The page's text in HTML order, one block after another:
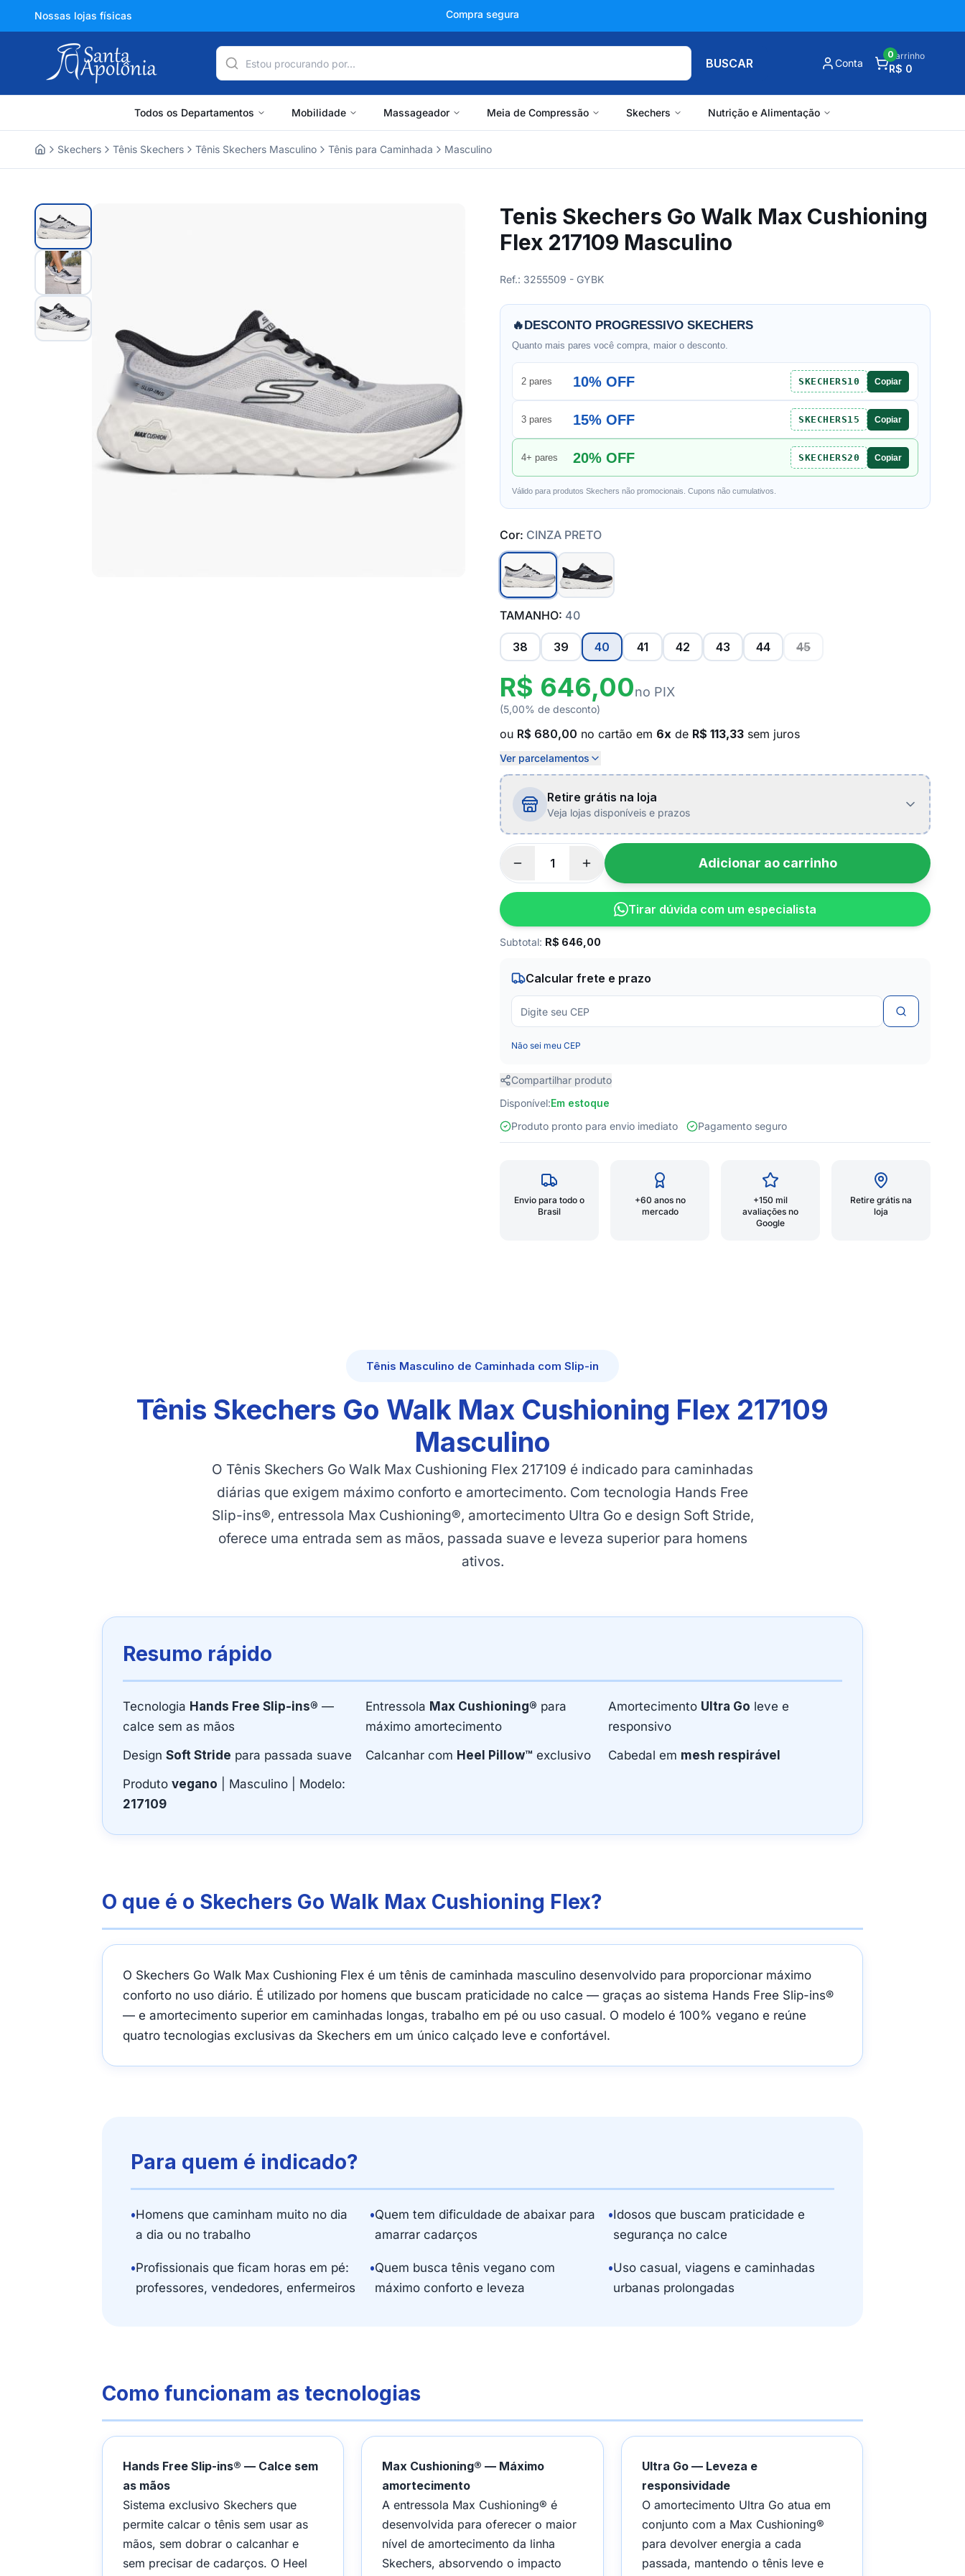
Nossas lojas físicas +150 mil avaliações
BUSCAR Conta
Carrinho
R$ 0
0
Todos os Departamentos Mobilidade Massageador Meia de Compressão Skechers Nutrição e Alimentação
Skechers Tênis Skechers Tênis Skechers Masculino Tênis para Caminhada Masculino
Tenis Skechers Go Walk Max Cushioning
Flex 217109 Masculino
Ref.: 3255509 - GYBK
🔥DESCONTO PROGRESSIVO SKECHERS
Quanto mais pares você compra, maior o desconto.
2 pares 10% OFF SKECHERS10 Copiar
3 pares 15% OFF SKECHERS15 Copiar
4+ pares 20% OFF SKECHERS20 Copiar
Válido para produtos Skechers não promocionais. Cupons não cumulativos.
Cor: CINZA PRETO
TAMANHO: 40
38 39 40 41 42 43 44 45
R$ 646,00no PIX
(5,00% de desconto)
ou R$ 680,00 no cartão em 6x de R$ 113,33 sem juros
Ver parcelamentos
Retire grátis na loja
Veja lojas disponíveis e prazos
Adicionar ao carrinho
Tirar dúvida com um especialista
Subtotal: R$ 646,00
Calcular frete e prazo
Não sei meu CEP
Compartilhar produto
Disponível:Em estoque
Produto pronto para envio imediato
Pagamento seguro
Envio para todo o
Brasil
+60 anos no
mercado
+150 mil
avaliações no
Google
Retire grátis na
loja
Tênis Masculino de Caminhada com Slip-in
Tênis Skechers Go Walk Max Cushioning Flex 217109
Masculino
O Tênis Skechers Go Walk Max Cushioning Flex 217109 é indicado para caminhadas
diárias que exigem máximo conforto e amortecimento. Com tecnologia Hands Free
Slip-ins®, entressola Max Cushioning®, amortecimento Ultra Go e design Soft Stride,
oferece uma entrada sem as mãos, passada suave e leveza superior para homens
ativos.
Resumo rápido
Tecnologia Hands Free Slip-ins® —
calce sem as mãos
Entressola Max Cushioning® para
máximo amortecimento
Amortecimento Ultra Go leve e
responsivo
Design Soft Stride para passada suave Calcanhar com Heel Pillow™ exclusivo Cabedal em mesh respirável
Produto vegano | Masculino | Modelo:
217109
O que é o Skechers Go Walk Max Cushioning Flex?
O Skechers Go Walk Max Cushioning Flex é um tênis de caminhada masculino desenvolvido para proporcionar máximo
conforto no uso diário. É utilizado por homens que buscam praticidade no calce — graças ao sistema Hands Free Slip-ins®
— e amortecimento superior em caminhadas longas, trabalho em pé ou uso casual. O modelo é 100% vegano e reúne
quatro tecnologias exclusivas da Skechers em um único calçado leve e confortável.
Para quem é indicado?
•Homens que caminham muito no dia
a dia ou no trabalho
•Quem tem dificuldade de abaixar para
amarrar cadarços
•Idosos que buscam praticidade e
segurança no calce
•Profissionais que ficam horas em pé:
professores, vendedores, enfermeiros
•Quem busca tênis vegano com
máximo conforto e leveza
•Uso casual, viagens e caminhadas
urbanas prolongadas
Como funcionam as tecnologias
Hands Free Slip-ins® — Calce sem
as mãos
Sistema exclusivo Skechers que
permite calcar o tênis sem usar as
mãos, sem dobrar o calcanhar e
sem precisar de cadarços. O Heel
Max Cushioning® — Máximo
amortecimento
A entressola Max Cushioning® é
desenvolvida para oferecer o maior
nível de amortecimento da linha
Skechers, absorvendo o impacto
Ultra Go — Leveza e
responsividade
O amortecimento Ultra Go atua em
conjunto com a Max Cushioning®
para devolver energia a cada
passada, mantendo o tênis leve e